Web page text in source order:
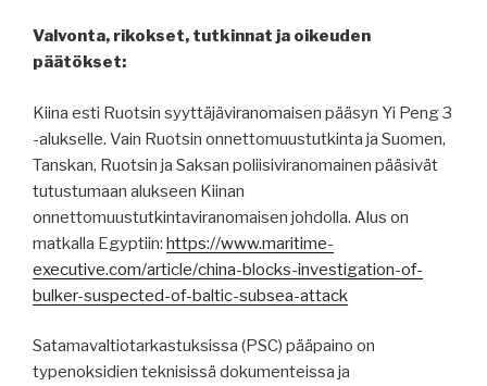
Valvonta, rikokset, tutkinnat ja oikeuden
päätökset:
Kiina esti Ruotsin syyttäjäviranomaisen pääsyn Yi Peng 3
-alukselle. Vain Ruotsin onnettomuustutkinta ja Suomen,
Tanskan, Ruotsin ja Saksan poliisiviranomainen pääsivät
tutustumaan alukseen Kiinan
onnettomuustutkintaviranomaisen johdolla. Alus on
matkalla Egyptiin: https://www.maritime-
executive.com/article/china-blocks-investigation-of-
bulker-suspected-of-baltic-subsea-attack
Satamavaltiotarkastuksissa (PSC) pääpaino on
typenoksidien teknisissä dokumenteissa ja